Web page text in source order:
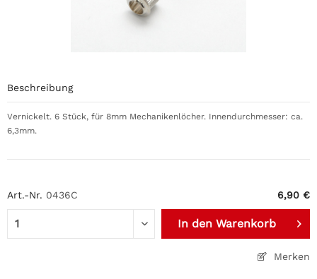
Art.-Nr. 0436C 6,90 €
In den Warenkorb
Merken
Beschreibung
Vernickelt. 6 Stück, für 8mm Mechanikenlöcher. Innendurchmesser: ca.
6,3mm.